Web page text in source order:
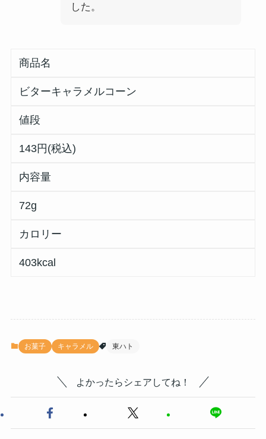
した。
商品名
ビターキャラメルコーン
値段
143円(税込)
内容量
72g
カロリー
403kcal
お菓子 キャラメル 東ハト
よかったらシェアしてね！